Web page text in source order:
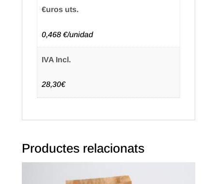
€uros uts.
0,468 €/unidad
IVA Incl.
28,30€
Productes relacionats